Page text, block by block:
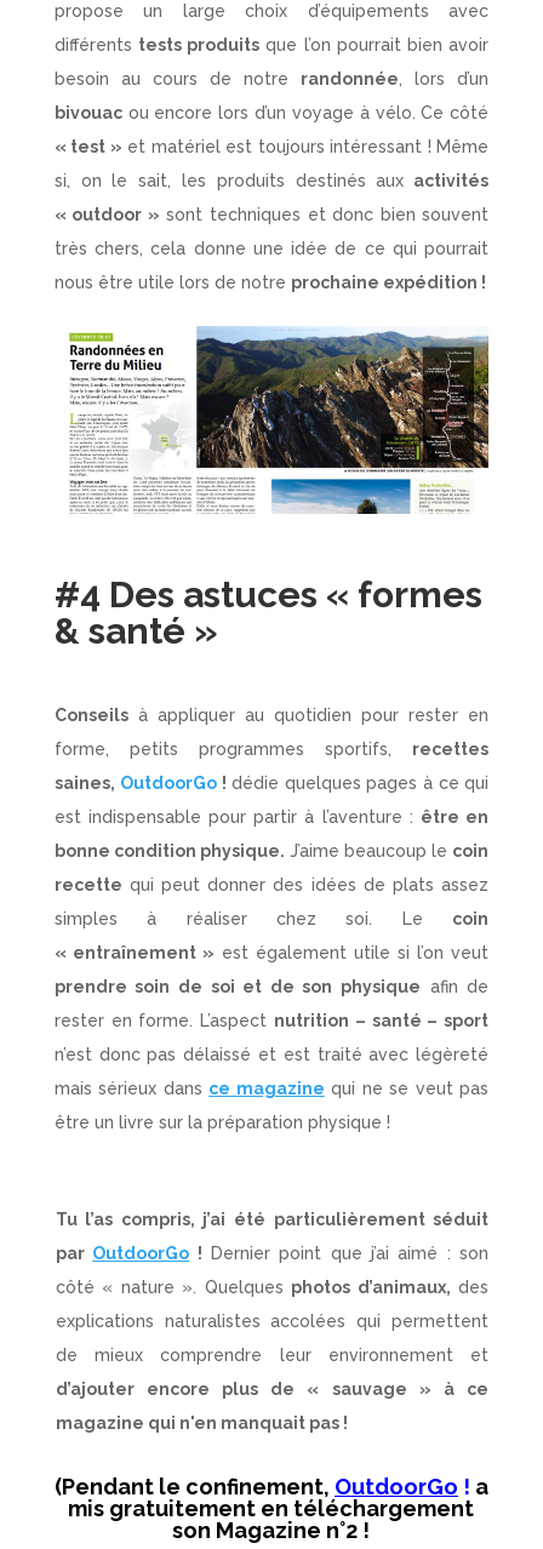
propose un large choix d’équipements avec
différents tests produits que l’on pourrait bien avoir
besoin au cours de notre randonnée, lors d’un
bivouacou encore lors d’un voyage à vélo. Ce côté
« test » et matériel est toujours intéressant ! Même
si, on le sait, les produits destinés aux activités
« outdoor » sont techniques et donc bien souvent
très chers, cela donne une idée de ce qui pourrait
nous être utile lors de notre prochaine expédition !
#4 Des astuces « formes
& santé »
Conseilsà appliquer au quotidien pour rester en
forme, petits programmes sportifs, recettes
saines, OutdoorGo ! dédie quelques pages à ce qui
est indispensable pour partir à l’aventure : être en
bonne condition physique. J’aime beaucoup le coin
recette qui peut donner des idées de plats assez
simples à réaliser chez soi. Le coin
« entraînement » est également utile si l’on veut
prendre soin de soi et de son physique afin de
rester en forme. L’aspect nutrition – santé – sport
n’est donc pas délaissé et est traité avec légèreté
mais sérieux dans ce magazine qui ne se veut pas
être un livre sur la préparation physique !
Tu l’as compris, j’ai été particulièrement séduit
par OutdoorGo ! Dernier point que j’ai aimé : son
côté « nature ». Quelques photos d’animaux, des
explications naturalistes accolées qui permettent
de mieux comprendre leur environnement et
d’ajouter encore plus de « sauvage » à ce
magazine qui n'en manquait pas !
(Pendant le confinement, OutdoorGo ! a
mis gratuitement en téléchargement
son Magazine n°2 !